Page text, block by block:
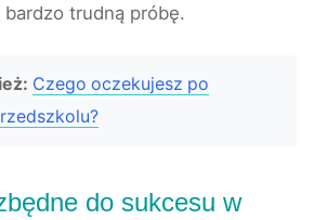
trudną próbę.
Czego oczekujesz po
do sukcesu w